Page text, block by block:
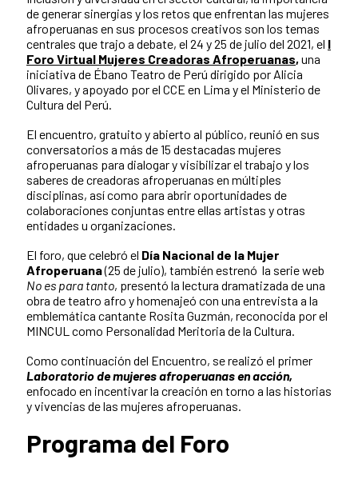
de generar sinergias y los retos que enfrentan las mujeres
afroperuanas en sus procesos creativos son los temas
centrales que trajo a debate, el 24 y 25 de julio del 2021, el I
Foro Virtual Mujeres Creadoras Afroperuanas, una
iniciativa de Ébano Teatro de Perú dirigido por Alicia
Olivares, y apoyado por el CCE en Lima y el Ministerio de
Cultura del Perú.
El encuentro, gratuito y abierto al público, reunió en sus
conversatorios a más de 15 destacadas mujeres
afroperuanas para dialogar y visibilizar el trabajo y los
saberes de creadoras afroperuanas en múltiples
disciplinas, así como para abrir oportunidades de
colaboraciones conjuntas entre ellas artistas y otras
entidades u organizaciones.
El foro, que celebró el Día Nacional de la Mujer
Afroperuana(25 de julio), también estrenó la serie web
No es para tanto, presentó la lectura dramatizada de una
obra de teatro afro y homenajeó con una entrevista a la
emblemática cantante Rosita Guzmán, reconocida por el
MINCUL como Personalidad Meritoria de la Cultura.
Como continuación del Encuentro, se realizó el primer
Laboratorio de mujeres afroperuanas en acción,
enfocado en incentivar la creación en torno a las historias
y vivencias de las mujeres afroperuanas.
Programa del Foro